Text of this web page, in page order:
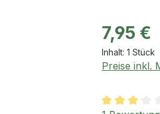
Regulärer
7,95 €
Inhalt: 1 Stück
Preise inkl.